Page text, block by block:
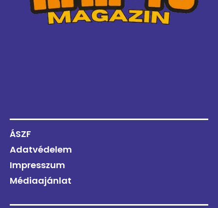
ÁSZF
Adatvédelem
Impresszum
Médiaajánlat